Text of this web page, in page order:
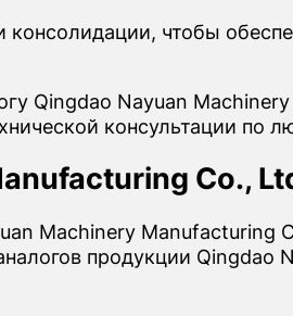
чтобы
Qingdao Nayuan
консультации по
Co.,
Machinery Manufacturing
продукции Qingdao